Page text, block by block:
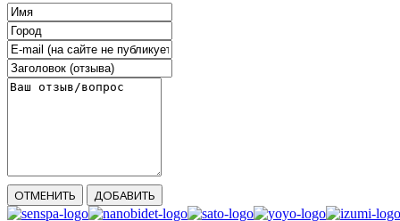
ОТМЕНИТЬ ДОБАВИТЬ